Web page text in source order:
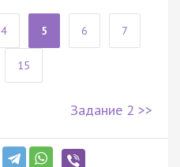
4 5 6 7
15
Задание 2 >>